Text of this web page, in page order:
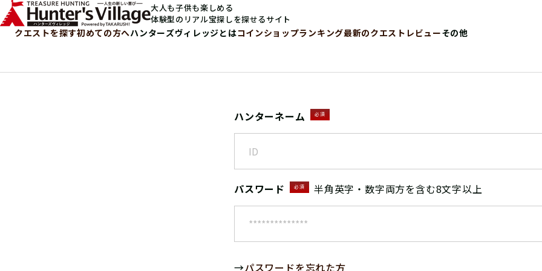
大人も子供も楽しめる
体験型のリアル宝探しを探せるサイト
クエストを探す初めての方へハンターズヴィレッジとはコインショップランキング最新のクエストレビューその他
ハンターネーム 必須
パスワード 必須 半角英字・数字両方を含む8文字以上
→パスワードを忘れた方